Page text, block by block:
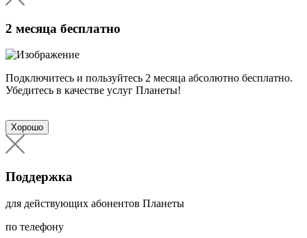
2 месяца бесплатно
Подключитесь и пользуйтесь 2 месяца абсолютно бесплатно.
Убедитесь в качестве услуг Планеты!
Хорошо
Поддержка
для действующих абонентов Планеты
по телефону